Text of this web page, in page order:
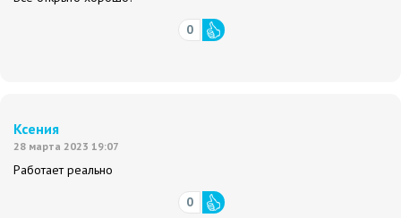
0
Ксения
28 марта 2023 19:07
Работает реально
0